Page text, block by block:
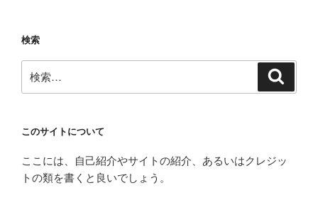
検索
索:
このサイトについて
ここには、自己紹介やサイトの紹介、あるいはクレジッ
トの類を書くと良いでしょう。